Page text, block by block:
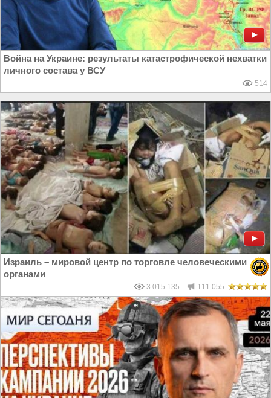
Война на Украине: результаты катастрофической нехватки
личного состава у ВСУ
514
Израиль – мировой центр по торговле человеческими
органами
3 015 135 111 055